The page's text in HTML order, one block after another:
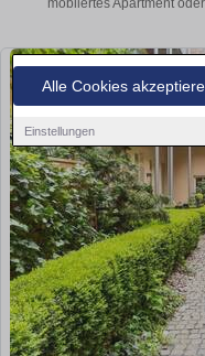
Alle Cookies
Einstellungen
möbliertes Apartment